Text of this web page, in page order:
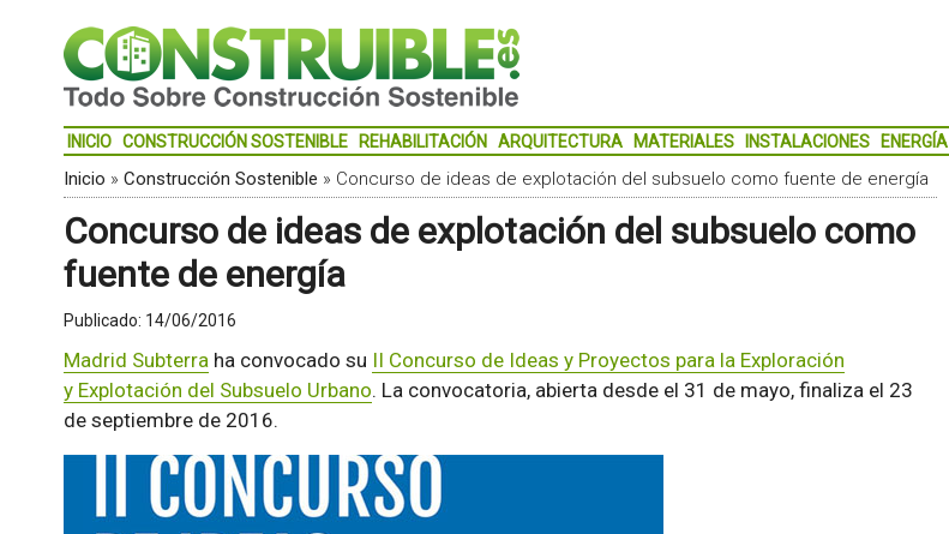
INICIO CONSTRUCCIÓN SOSTENIBLE REHABILITACIÓN ARQUITECTURA MATERIALES INSTALACIONES ENERGÍA
Inicio » Construcción Sostenible » Concurso de ideas de explotación del subsuelo como fuente de energía
Concurso de ideas de explotación del subsuelo como
fuente de energía
Publicado: 14/06/2016
Madrid Subterraha convocado su II Concurso de Ideas y Proyectos para la Exploración
y Explotación del Subsuelo Urbano. La convocatoria, abierta desde el 31 de mayo, finaliza el 23
de septiembre de 2016.